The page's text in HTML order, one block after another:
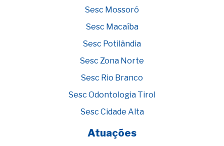
Sesc Mossoró
Sesc Macaíba
Sesc Potilândia
Sesc Zona Norte
Sesc Rio Branco
Sesc Odontologia Tirol
Sesc Cidade Alta
Atuações